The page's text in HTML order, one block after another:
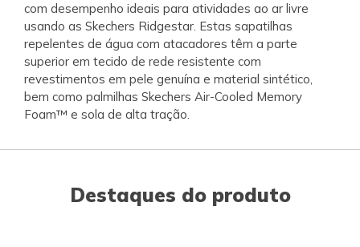
com desempenho ideais para atividades ao ar livre
usando as Skechers Ridgestar. Estas sapatilhas
repelentes de água com atacadores têm a parte
superior em tecido de rede resistente com
revestimentos em pele genuína e material sintético,
bem como palmilhas Skechers Air-Cooled Memory
Foam™ e sola de alta tração.
Destaques do produto